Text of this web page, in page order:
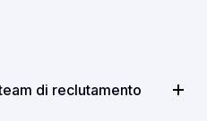
di reclutamento